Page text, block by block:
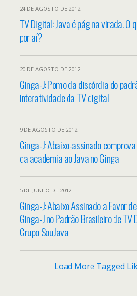
24 DE AGOSTO DE 2012
TV Digital: Java é página virada. O
por aí?
20 DE AGOSTO DE 2012
Ginga-J: Pomo da discórdia do
interatividade da TV digital
9 DE AGOSTO DE 2012
Ginga-J: Abaixo-assinado
da academia ao Java no Ginga
5 DE JUNHO DE 2012
Ginga-J: Abaixo Assinado a Favor
Ginga-J no Padrão Brasileiro de TV
Grupo SouJava
Load More Tagged